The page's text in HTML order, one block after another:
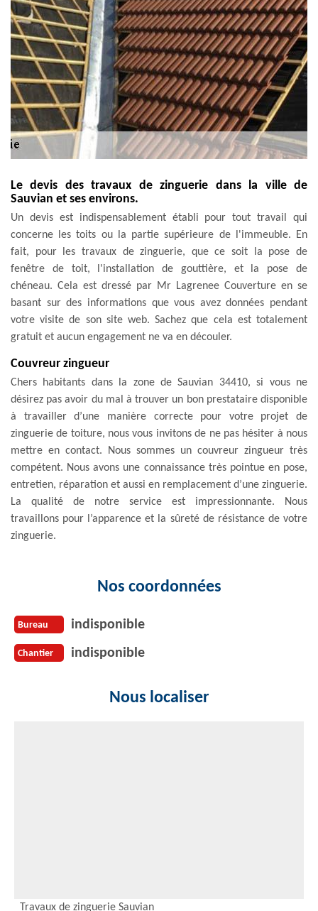
Le devis des travaux de zinguerie dans la ville de
Sauvian et ses environs.
Un devis est indispensablement établi pour tout travail qui
concerne les toits ou la partie supérieure de l'immeuble. En
fait, pour les travaux de zinguerie, que ce soit la pose de
fenêtre de toit, l'installation de gouttière, et la pose de
chéneau. Cela est dressé par Mr Lagrenee Couverture en se
basant sur des informations que vous avez données pendant
votre visite de son site web. Sachez que cela est totalement
gratuit et aucun engagement ne va en découler.
Couvreur zingueur
Chers habitants dans la zone de Sauvian 34410, si vous ne
désirez pas avoir du mal à trouver un bon prestataire disponible
à travailler d’une manière correcte pour votre projet de
zinguerie de toiture, nous vous invitons de ne pas hésiter à nous
mettre en contact. Nous sommes un couvreur zingueur très
compétent. Nous avons une connaissance très pointue en pose,
entretien, réparation et aussi en remplacement d’une zinguerie.
La qualité de notre service est impressionnante. Nous
travaillons pour l’apparence et la sûreté de résistance de votre
zinguerie.
Nos coordonnées
Bureau indisponible
Chantier indisponible
Nous localiser
Travaux de zinguerie Sauvian